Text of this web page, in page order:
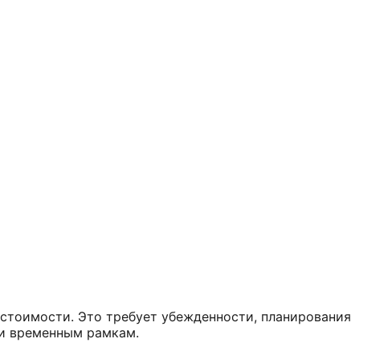
Это требует убежденности, планирования
временным рамкам.